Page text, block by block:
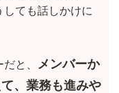
ても話しかけに
と、
メンバーか
、業務も進みや